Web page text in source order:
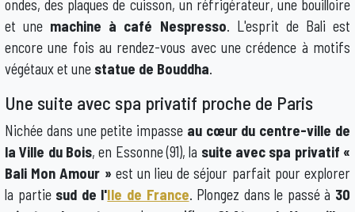
ondes, des plaques de cuisson, un réfrigérateur, une bouilloire
et une machine à café Nespresso. L'esprit de Bali est
encore une fois au rendez-vous avec une crédence à motifs
végétaux et une statue de Bouddha.
Une suite avec spa privatif proche de Paris
Nichée dans une petite impasse au cœur du centre-ville de
la Ville du Bois, en Essonne (91), la suite avec spa privatif «
Bali Mon Amour » est un lieu de séjour parfait pour explorer
la partie sud de l'Ile de France. Plongez dans le passé à 30